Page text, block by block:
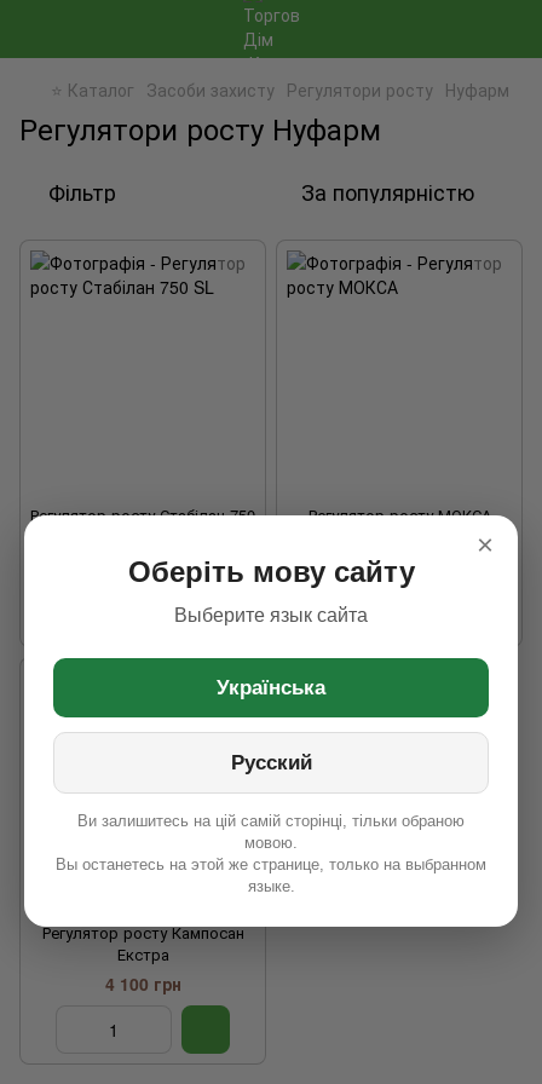
⭐ Каталог Засоби захисту Регулятори росту Нуфарм
Регулятори росту Нуфарм
Фільтр За популярністю
Регулятор росту Стабілан 750
2 440 грн
Регулятор росту МОКСА
8 740 грн
Регулятор росту Кампосан
Екстра
4 100 грн
×
Оберіть мову сайту
Выберите язык сайта
Українська
Русский
Ви залишитесь на цій самій сторінці, тільки обраною
мовою.
Вы останетесь на этой же странице, только на выбранном
языке.